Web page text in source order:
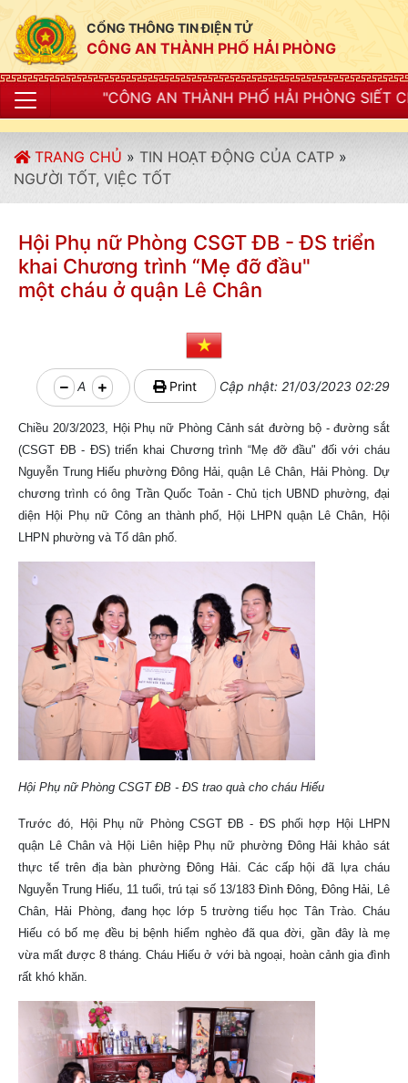
CỔNG THÔNG TIN ĐIỆN TỬ
CÔNG AN THÀNH PHỐ HẢI PHÒNG
AN THÀNH PHỐ HẢI PHÒNG SIẾT CHẶT KỶ LUẬT, KỶ
TRANG CHỦ » TIN HOẠT ĐỘNG CỦA CATP »
NGƯỜI TỐT, VIỆC TỐT
Hội Phụ nữ Phòng CSGT ĐB - ĐS triển
khai Chương trình “Mẹ đỡ đầu"
một cháu ở quận Lê Chân
A Print Cập nhật: 21/03/2023 02:29
Chiều 20/3/2023, Hội Phụ nữ Phòng Cảnh sát đường bộ - đường sắt
(CSGT ĐB - ĐS) triển khai Chương trình “Mẹ đỡ đầu" đối với cháu
Nguyễn Trung Hiếu phường Đông Hải, quận Lê Chân, Hải Phòng. Dự
chương trình có ông Trần Quốc Toản - Chủ tịch UBND phường, đại
diện Hội Phụ nữ Công an thành phố, Hội LHPN quận Lê Chân, Hội
LHPN phường và Tổ dân phố.
Hội Phụ nữ Phòng CSGT ĐB - ĐS trao quà cho cháu Hiếu
Trước đó, Hội Phụ nữ Phòng CSGT ĐB - ĐS phối hợp Hội LHPN
quận Lê Chân và Hội Liên hiệp Phụ nữ phường Đông Hải khảo sát
thực tế trên địa bàn phường Đông Hải. Các cấp hội đã lựa cháu
Nguyễn Trung Hiếu, 11 tuổi, trú tại số 13/183 Đình Đông, Đông Hải, Lê
Chân, Hải Phòng, đang học lớp 5 trường tiểu học Tân Trào. Cháu
Hiếu có bố mẹ đều bị bệnh hiểm nghèo đã qua đời, gần đây là mẹ
vừa mất được 8 tháng. Cháu Hiếu ở với bà ngoại, hoàn cảnh gia đình
rất khó khăn.